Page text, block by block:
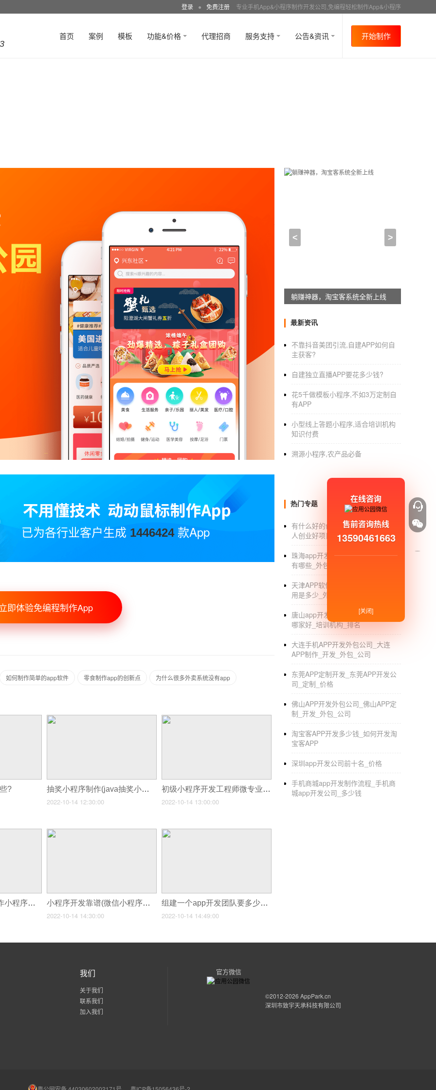
登录 ● 免费注册 专业手机App&小程序制作开发公司,免编程轻松制作App&小程序
首页 案例 模板 功能&价格 代理招商 服务支持 公告&资讯 开始制作
2021-10-26 20:15:00
如果不懂程序代码，也可以在制作APP和
上次发了一篇关于制作APP效果的文章。很
如果你还不知道怎么扫描，那我就介绍APP制
像这样的平台有很多，其中较好的是追信和
他们对网络开发，有信心，并且他们有很强
另外，顺便告诉你，因为EMS的服务质量不
款。我们快递都用顺丰快递。请理解。
提醒：订购教程的优惠活动即将停止，清明
清明节期间，您只需支付498元即可订购《亿
国内货到付款，下单后24小时发货，无效终
风雨，梨花，寒食，几个坟孩子来了！
我认识很多想回家祭拜的朋友，但是因为工作
感谢您一直以来对陈三才的支持，祝您一切顺
陈三才
《亿万富翁创富实战训练营》检票：回复
《网络自动化赚钱技术》在线学习：回复W0
创富实操训练营绝密视频：回复SP
您的成功是我们较大的追求！
已为各行业客户生成 1446424款App
即体验免编程制作App
如何制作简单的app软件 零食制作app的创新点 为什么很多外卖系统没有app
? 抽奖小程序制作(java抽奖小程序)
2022-10-14 12:30:00
初级小程序开发工程师微专业(微信小程序开发)
2022-10-14 13:00:00
传单制作小程序(制作小程序宣传的优势) 小程序开发靠谱(微信小程序开发制作源码)
2022-10-14 14:30:00
组建一个app开发团队要多少钱?
2022-10-14 14:49:00
< >
躺赚神器，淘宝客系统全新上线
最新资讯
不靠抖音美团引流,自建APP如何自
主获客?
自建独立直播APP要花多少钱?
花5千做模板小程序,不如3万定制自
有APP
小型线上答题小程序,适合培训机构
知识付费
溯源小程序,农产品必备
热门专题
有什么好的创业项目_2018适合年轻
人创业好项目有哪些_小县城
珠海app开发公司_珠海app开发公司
有哪些_外包制作_排名
天津APP软件开发_天津APP开发费
用是多少_外包_公司
唐山app开发_唐山app软件开发公司
哪家好_培训机构_排名
大连手机APP开发外包公司_大连
APP制作_开发_外包_公司
东莞APP定制开发_东莞APP开发公
司_定制_价格
佛山APP开发外包公司_佛山APP定
制_开发_外包_公司
淘宝客APP开发多少钱_如何开发淘
宝客APP
深圳app开发公司前十名_价格
手机商城app开发制作流程_手机商
城app开发公司_多少钱
我们
关于我们
联系我们
加入我们
官方微信
©2012-2026 AppPark.cn
深圳市致宇天承科技有限公司
在线咨询
售前咨询热线
13590461663
[关闭]